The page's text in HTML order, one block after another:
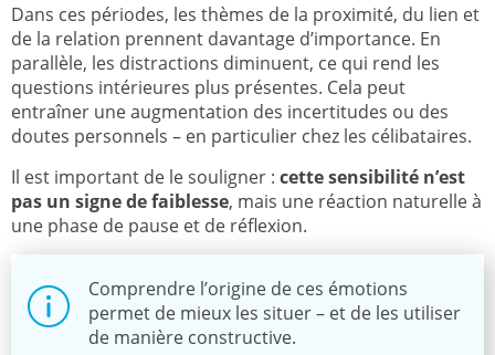
Dans ces périodes, les thèmes de la proximité, du lien et
de la relation prennent davantage d’importance. En
parallèle, les distractions diminuent, ce qui rend les
questions intérieures plus présentes. Cela peut
entraîner une augmentation des incertitudes ou des
doutes personnels – en particulier chez les célibataires.
Il est important de le souligner : cette sensibilité n’est
pas un signe de faiblesse, mais une réaction naturelle à
une phase de pause et de réflexion.
Comprendre l’origine de ces émotions
permet de mieux les situer – et de les utiliser
de manière constructive.